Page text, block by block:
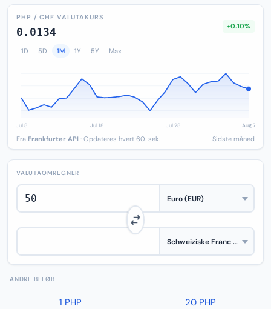
PHP / CHF VALUTAKURS
0.0134 +0.10%
1D 5D 1M 1Y 5Y Max
Fra Frankfurter API · Opdateres hvert 60. sek. Sidste måned
VALUTAOMREGNER
ANDRE BELØB
1 PHP
20 PHP